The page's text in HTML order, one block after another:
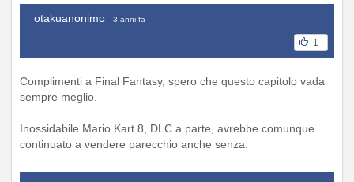
otakuanonimo - 3 anni fa
1
Complimenti a Final Fantasy, spero che questo capitolo vada
sempre meglio.
Inossidabile Mario Kart 8, DLC a parte, avrebbe comunque
continuato a vendere parecchio anche senza.